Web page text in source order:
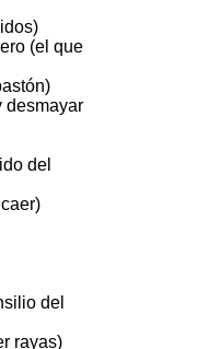
(el que
desmayar
del
del
rayas)